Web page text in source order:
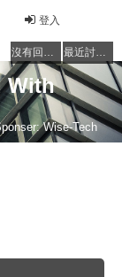
登入
沒有回覆的主題 最近討論的主題
With
Wise-Tech